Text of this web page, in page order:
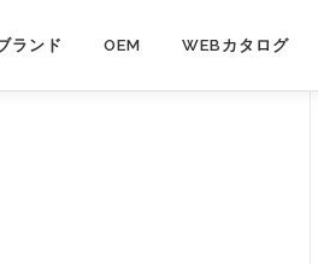
ランド OEM WEBカタログ